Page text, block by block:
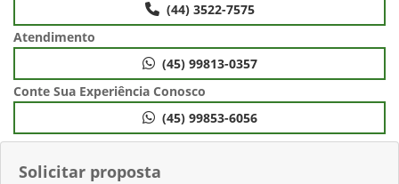
Solicitar proposta
(44) 3522-7575
Atendimento
(45) 99813-0357
Conte Sua Experiência Conosco
(45) 99853-6056